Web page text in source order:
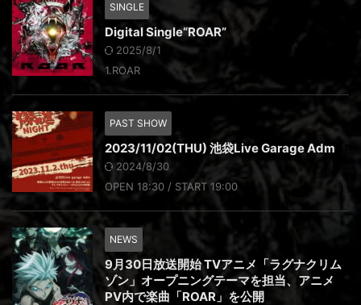
SINGLE
Digital Single“ROAR”
2025/8/1
1.ROAR
PAST SHOW
2023/11/02(THU) 池袋Live Garage Adm
2024/8/30
OPEN 18:30 / START 19:00
NEWS
9月30日放送開始 TVアニメ「ラグナクリム
ゾン」オープニングテーマを担当、アニメ
PV内で楽曲「ROAR」を公開